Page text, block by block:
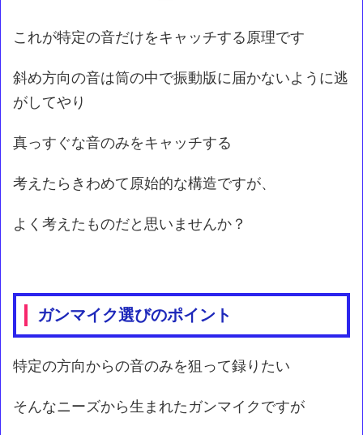
これが特定の音だけをキャッチする原理です
斜め方向の音は筒の中で振動版に届かないように逃
がしてやり
真っすぐな音のみをキャッチする
考えたらきわめて原始的な構造ですが、
よく考えたものだと思いませんか？
ガンマイク選びのポイント
特定の方向からの音のみを狙って録りたい
そんなニーズから生まれたガンマイクですが